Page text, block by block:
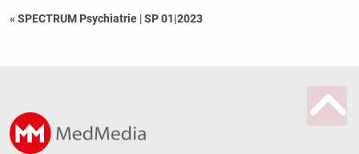
« SPECTRUM Psychiatrie |SP 01|2023